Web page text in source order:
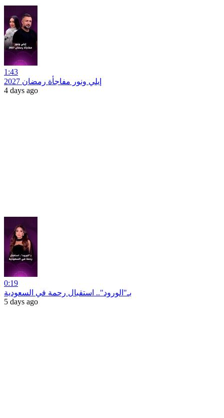
1:43
إيلي ونور مفاجأة رمضان 2027
4 days ago
0:19
بـ"الورود".. استقبال رحمة في السعودية
5 days ago